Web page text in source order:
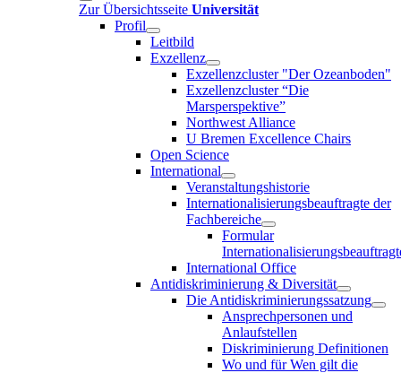
Zur Übersichtsseite Universität
Profil
Leitbild
Exzellenz
Exzellenzcluster "Der Ozeanboden"
Exzellenzcluster “Die
Marsperspektive”
Northwest Alliance
U Bremen Excellence Chairs
Open Science
International
Veranstaltungshistorie
Internationalisierungsbeauftragte der
Fachbereiche
Formular
International Office
Antidiskriminierung & Diversität
Die Antidiskriminierungssatzung
Ansprechpersonen und
Anlaufstellen
Diskriminierung Definitionen
Wo und für Wen gilt die